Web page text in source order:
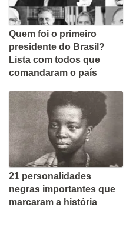
Quem foi o primeiro
presidente do Brasil?
Lista com todos que
comandaram o país
21 personalidades
negras importantes que
marcaram a história